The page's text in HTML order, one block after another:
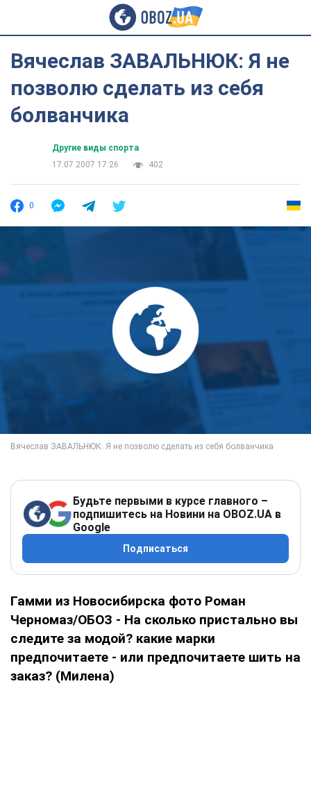
Вячеслав ЗАВАЛЬНЮК: Я не
позволю сделать из себя
болванчика
Другие виды спорта
17.07.2007 17:26
402
0
Будьте первыми в курсе главного –
подпишитесь на Новини на OBOZ.UA в
Google
Подписаться
Гамми из Новосибирска фото Роман
Черномаз/ОБОЗ - На сколько пристально вы
следите за модой? какие марки
предпочитаете - или предпочитаете шить на
заказ? (Милена)